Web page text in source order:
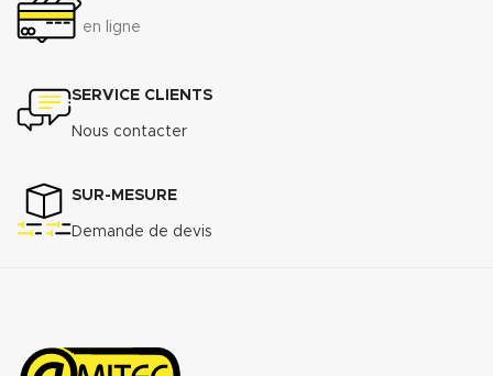
en ligne
SERVICE CLIENTS
Nous contacter
SUR-MESURE
Demande de devis